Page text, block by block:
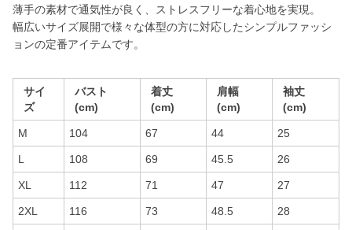
薄手の素材で通気性が良く、ストレスフリーな着心地を実現。
幅広いサイズ展開で様々な体型の方に対応したシンプルファッシ
ョンの定番アイテムです。
サイ
ズ
バスト
(cm)
着丈
(cm)
肩幅
(cm)
袖丈
(cm)
M 104 67 44 25
L 108 69 45.5 26
XL 112 71 47 27
2XL 116 73 48.5 28